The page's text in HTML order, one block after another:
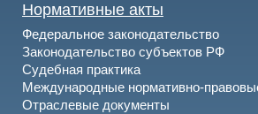
Нормативные акты
Федеральное законодательство
Законодательство субъектов РФ
Судебная практика
Международные нормативно-
Отраслевые документы